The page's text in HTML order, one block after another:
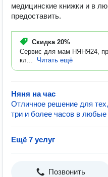
медицинские книжки и в
предоставить.
Скидка 20%
Сервис для мам НЯНЯ24,
кл...
Читать ещё
Няня на час
Отличное решение для
три и более часов в
Ещё 7 услуг
Позвонить